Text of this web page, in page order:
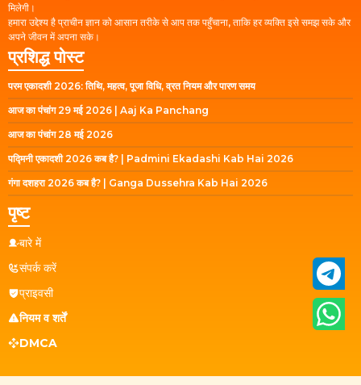
मिलेगी।
हमारा उद्देश्य है प्राचीन ज्ञान को आसान तरीके से आप तक पहुँचाना, ताकि हर व्यक्ति इसे समझ सके और
अपने जीवन में अपना सके।
प्रशिद्ध पोस्ट
परम एकादशी 2026: तिथि, महत्व, पूजा विधि, व्रत नियम और पारण समय
आज का पंचांग 29 मई 2026 | Aaj Ka Panchang
आज का पंचांग 28 मई 2026
पद्मिनी एकादशी 2026 कब है? | Padmini Ekadashi Kab Hai 2026
गंगा दशहरा 2026 कब है? | Ganga Dussehra Kab Hai 2026
पृष्ट
बारे में
संपर्क करें
प्राइवसी
नियम व शर्तें
DMCA